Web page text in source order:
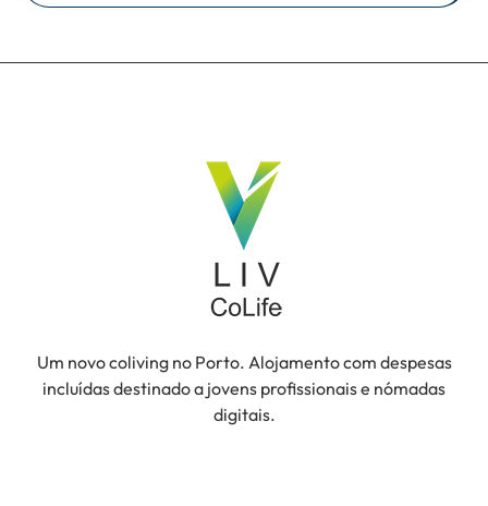
Um novo coliving no Porto. Alojamento com despesas
incluídas destinado a jovens profissionais e nómadas
digitais.